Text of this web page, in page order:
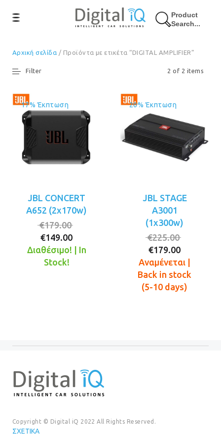
Product
Search...
Αρχική σελίδα / Προϊόντα με ετικέτα “DIGITAL AMPLIFIER”
2 of 2 items
Filter
17% Έκπτωση
JBL CONCERT
A652 (2x170w)
€179.00
was:
€149.00
τρέχουσα
Διαθέσιμο! | In
Stock!
20% Έκπτωση
JBL STAGE
A3001
(1x300w)
€225.00
was:
€225.00.
€179.00
τιμή
είναι:
Αναμένεται |
Back in stock
(5-10 days)
Copyright © Digital iQ 2022 All Rights Reserved.
ΣΧΕΤΙΚΆ